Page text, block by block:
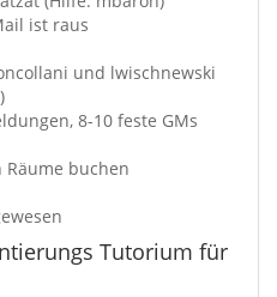
ist raus
und lwischnewski
8-10 feste GMs
buchen
Tutorium für